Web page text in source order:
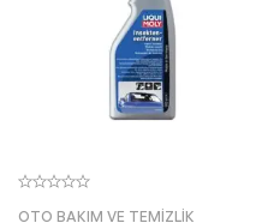
OTO BAKIM VE TEMIZLIK